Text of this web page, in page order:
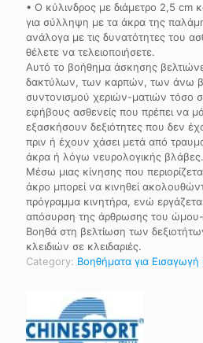
• Ο κύλινδρος με διάμετρο 2,5 cm
για σύλληψη με τα άκρα της
ανάλογα με τις δυνατότητες του
θέλετε να τελειοποιήσετε.
Αυτό το βοήθημα άσκησης
δακτύλων, των καρπών, των άνω
συντονισμού χεριών-ματιών τόσο
εφήβους ασθενείς που πρέπει να
εξασκήσουν δεξιότητες που δεν
πριν ή έχουν χάσει μετά από
άκρα ή λόγω νευρολογικής βλάβες.
Μέσω μιας κίνησης που
άκρο μπορεί να κινηθεί
πρόγραμμα κινητήρα, ενώ
απόσυρση της άρθρωσης του
Βοηθά στη βελτίωση των
κλειδιών σε κλειδαριές.
Category: Βοηθήματα για Εισαγωγή